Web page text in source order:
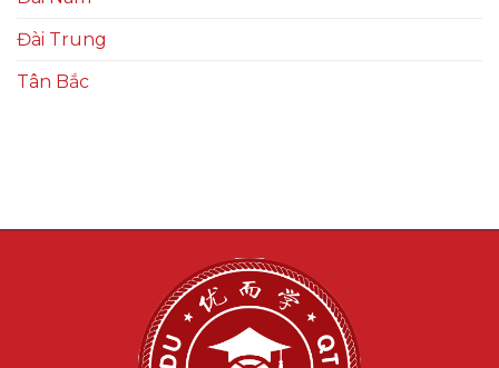
Đài Trung
Tân Bắc